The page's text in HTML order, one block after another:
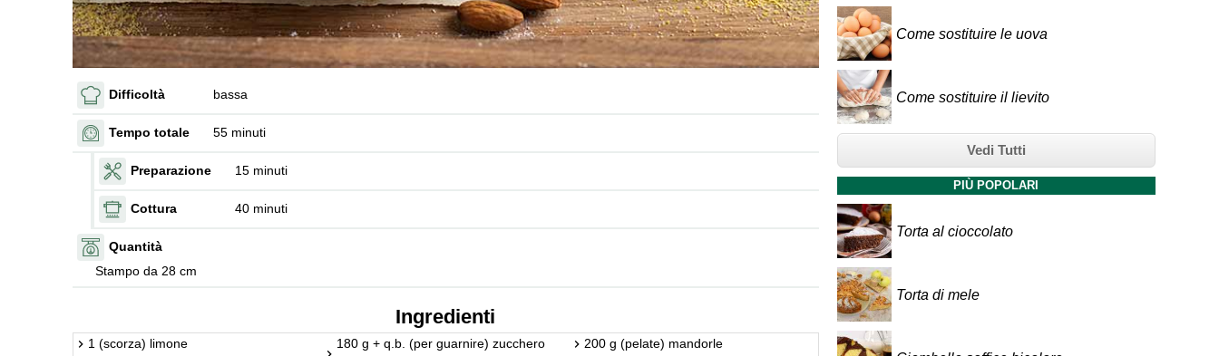
Difficoltà bassa
Tempo totale 55 minuti
Preparazione 15 minuti
Cottura 40 minuti
Quantità
Stampo da 28 cm
Ingredienti
1 (scorza) limone
180 g + q.b. (per guarnire) zucchero
200 g (pelate) mandorle
Come sostituire le uova
Come sostituire il lievito
Vedi Tutti
PIÙ POPOLARI
Torta al cioccolato
Torta di mele